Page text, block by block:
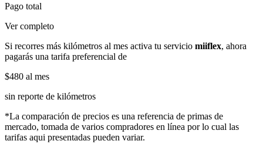
Pago total
Ver completo
Si recorres más kilómetros al mes activa tu servicio miiflex, ahora
pagarás una tarifa preferencial de
$480 al mes
sin reporte de kilómetros
*La comparación de precios es una referencia de primas de
mercado, tomada de varios compradores en línea por lo cual las
tarifas aqui presentadas pueden variar.